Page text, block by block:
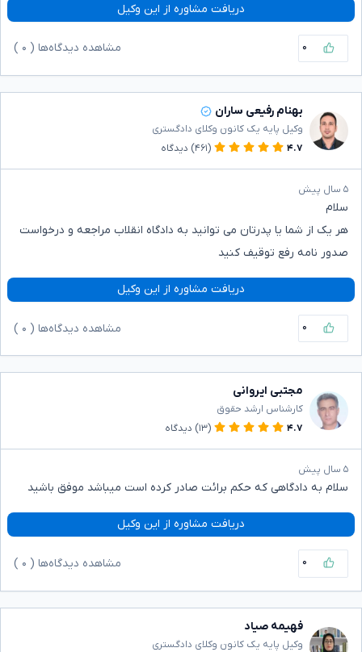
دریافت مشاوره از این وکیل
۰ مشاهده دیدگاه‌ها ( ۰
بهنام رفیعی ساران
وکیل پایه یک کانون وکلای دادگستری
۴.۷
(۴۶۱) دیدگاه
۵ سال پیش
سلام
هر یک از شما یا پدرتان می توانید به دادگاه انقلاب مراجعه و درخواست
صدور نامه رفع توقیف کنید
دریافت مشاوره از این وکیل
۰ مشاهده دیدگاه‌ها ( ۰
مجتبی ایروانی
کارشناس ارشد حقوق
۴.۷
(۱۳) دیدگاه
۵ سال پیش
سلام به دادگاهی که حکم برائت صادر کرده است میباشد موفق باشید
دریافت مشاوره از این وکیل
۰ مشاهده دیدگاه‌ها ( ۰
فهیمه صیاد
وکیل پایه یک کانون وکلای دادگستری